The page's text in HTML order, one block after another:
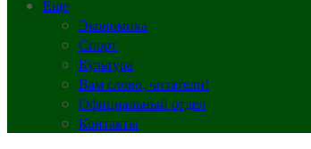
Еще
Экономика
Спорт
Культура
Вам слово, читатели!
Официальный отдел
Контакты